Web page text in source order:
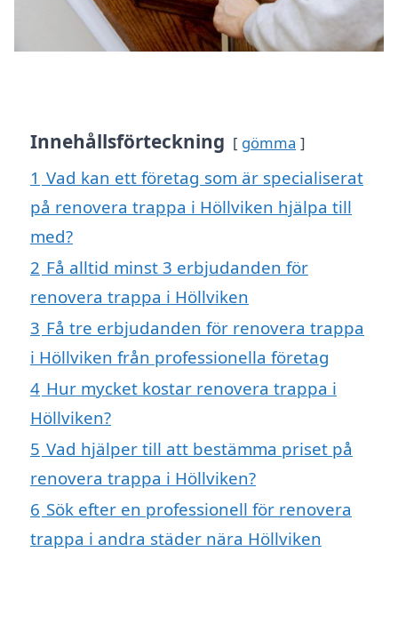
Innehållsförteckning gömma
1 Vad kan ett företag som är specialiserat
på renovera trappa i Höllviken hjälpa till
med?
2 Få alltid minst 3 erbjudanden för
renovera trappa i Höllviken
3 Få tre erbjudanden för renovera trappa
i Höllviken från professionella företag
4 Hur mycket kostar renovera trappa i
Höllviken?
5 Vad hjälper till att bestämma priset på
renovera trappa i Höllviken?
6 Sök efter en professionell för renovera
trappa i andra städer nära Höllviken